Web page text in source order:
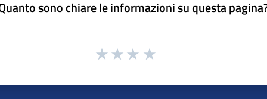
sono chiare le informazioni su questa